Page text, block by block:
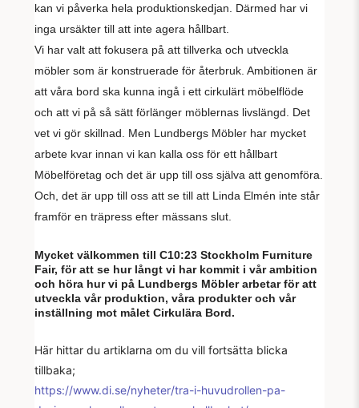
kan vi påverka hela produktionskedjan. Därmed har vi
inga ursäkter till att inte agera hållbart.
Vi har valt att fokusera på att tillverka och utveckla
möbler som är konstruerade för återbruk. Ambitionen är
att våra bord ska kunna ingå i ett cirkulärt möbelflöde
och att vi på så sätt förlänger möblernas livslängd. Det
vet vi gör skillnad. Men Lundbergs Möbler har mycket
arbete kvar innan vi kan kalla oss för ett hållbart
Möbelföretag och det är upp till oss själva att genomföra.
Och, det är upp till oss att se till att Linda Elmén inte står
framför en träpress efter mässans slut.
Mycket välkommen till C10:23 Stockholm Furniture
Fair, för att se hur långt vi har kommit i vår ambition
och höra hur vi på Lundbergs Möbler arbetar för att
utveckla vår produktion, våra produkter och vår
inställning mot målet Cirkulära Bord.
Här hittar du artiklarna om du vill fortsätta blicka
tillbaka;
https://www.di.se/nyheter/tra-i-huvudrollen-pa-